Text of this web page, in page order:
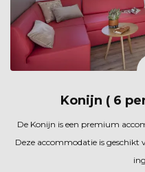
Konijn ( 6
De Konijn is een premium
Deze accommodatie is geschikt